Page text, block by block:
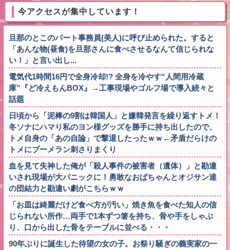
今アクセスが集中しています！
旦那のとこのパート事務員(美人)に呼び止められた。すると
「あんな物(昼食)を旦那さんに食べさせるなんて信じられな
い！」と言い出し...
電気代1時間16円で全身冷却!? 全身を冷やす“人間用冷蔵
庫”『ど冷えもんBOX』→工事現場やゴルフ場で導入続々と
話題
日頃から「泥棒の9割は韓国人」と嫌韓発言を繰り返すトメ！
冬ソナにハマり私のヨン様グッズを勝手に持ち出したので、
トメ自身の「あの自論」で撃退したったｗｗ←矛盾だらけの
トメにブーメラン刺さりまくり
血を見て失神した俺が「殺人事件の被害者（遺体）」と勘違
いされ現場が大パニックに！勇敢なおばちゃんとオジサン達
の団結力と勘違い劇がこちらｗｗ
「お皿は綺麗だけど食べ方が汚い」焼き魚を食べた知人の信
じられない所作…両手で1本ずつ箸を持ち、骨や手をしゃぶ
り、口から出した骨をテーブルに並べる・・・
90年ぶりに誕生した待望の女の子。お祭り騒ぎの義実家の一